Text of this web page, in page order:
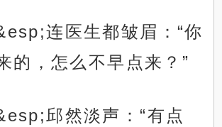
连医生都皱眉：“你
的，怎么不早点来？”
邱然淡声：“有点